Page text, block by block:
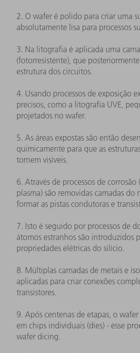
2. O wafer é polido para criar uma
absolutamente lisa para processos
3. Na litografia é aplicada uma
(fotorresistente), que
estrutura dos circuitos.
4. Usando processos de exposição
precisos, como a litografia UVE,
projetados no wafer.
5. As áreas expostas são então
quimicamente para que as
tornem visíveis.
6. Através de processos de corrosão
plasma) são removidas camadas do
formar as pistas condutoras e
7. Isto é seguido por processos de
átomos estranhos são introduzidos
propriedades elétricas do silício.
8. Múltiplas camadas de metais e
aplicadas para criar conexões
transistores.
9. Após centenas de etapas, o
em chips individuais (dies) - esse
wafer dicing.